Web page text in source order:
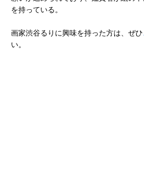
を持っている。
画家渋谷るりに興味を持った方は、ぜひ
い。